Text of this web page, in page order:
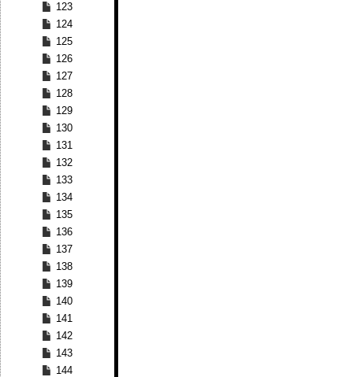
123
124
125
126
127
128
129
130
131
132
133
134
135
136
137
138
139
140
141
142
143
144